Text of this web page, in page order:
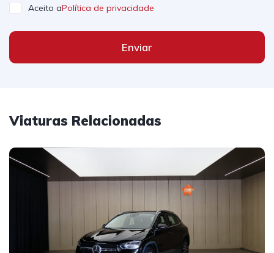
Aceito aPolítica de privacidade
Enviar
Viaturas Relacionadas